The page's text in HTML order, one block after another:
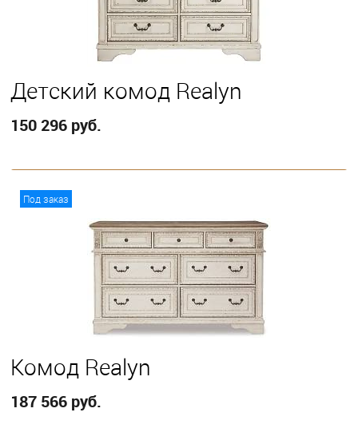
Детский комод Realyn
150 296 руб.
Под заказ
Комод Realyn
187 566 руб.